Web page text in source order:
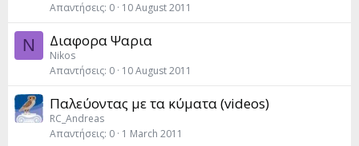
Απαντήσεις 0 10 August 2011
N Διαφορα Ψαρια
Nikos
Απαντήσεις 0 10 August 2011
Παλεύοντας με τα κύματα (videos)
RC_Andreas
Απαντήσεις 0 1 March 2011